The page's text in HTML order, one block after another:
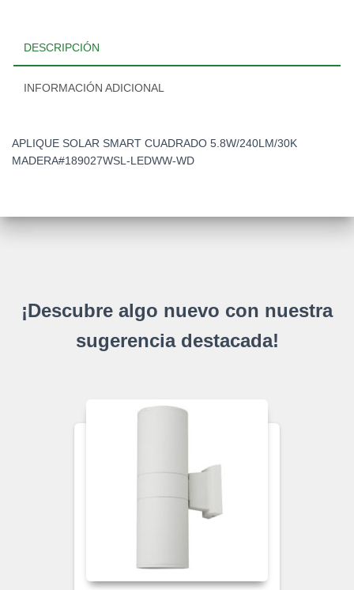
DESCRIPCIÓN
INFORMACIÓN ADICIONAL
APLIQUE SOLAR SMART CUADRADO 5.8W/240LM/30K
MADERA#189027WSL-LEDWW-WD
¡Descubre algo nuevo con nuestra
sugerencia destacada!